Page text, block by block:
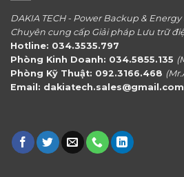
DAKIA TECH - Power Backup &
Chuyên cung cấp Giải pháp Lưu trữ
Hotline: 034.3535.797
Phòng Kinh Doanh: 034.5855.135
Phòng Kỹ Thuật: 092.3166.468
Email: dakiatech.sales@gmail.com